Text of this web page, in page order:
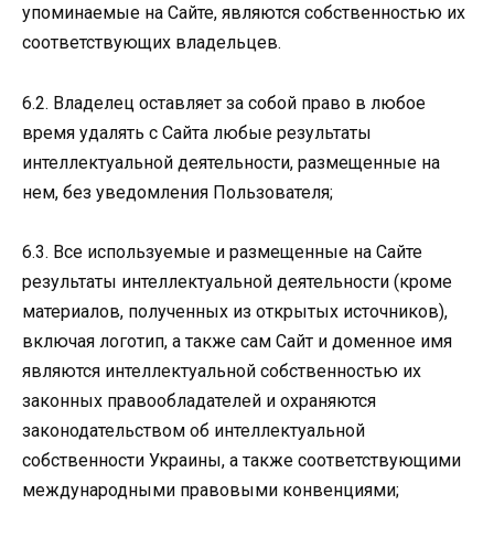
упоминаемые на Сайте, являются собственностью их
соответствующих владельцев.
6.2. Владелец оставляет за собой право в любое
время удалять с Сайта любые результаты
интеллектуальной деятельности, размещенные на
нем, без уведомления Пользователя;
6.3. Все используемые и размещенные на Сайте
результаты интеллектуальной деятельности (кроме
материалов, полученных из открытых источников),
включая логотип, а также сам Сайт и доменное имя
являются интеллектуальной собственностью их
законных правообладателей и охраняются
законодательством об интеллектуальной
собственности Украины, а также соответствующими
международными правовыми конвенциями;